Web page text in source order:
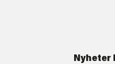
Nyheter